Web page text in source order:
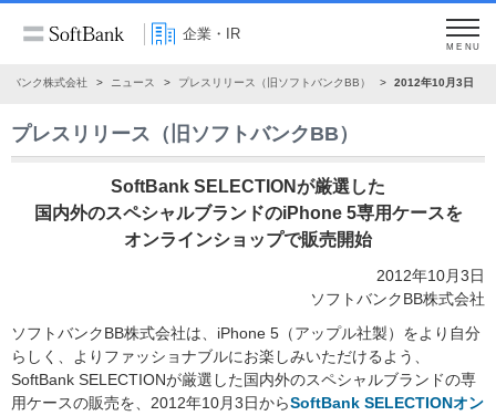
企業・IR
MENU
バンク株式会社 ニュース プレスリリース（旧ソフトバンクBB） 2012年10月3日
プレスリリース（旧ソフトバンクBB）
SoftBank SELECTIONが厳選した
国内外のスペシャルブランドのiPhone 5専用ケースを
オンラインショップで販売開始
2012年10月3日
ソフトバンクBB株式会社
ソフトバンクBB株式会社は、iPhone 5（アップル社製）をより自分
らしく、よりファッショナブルにお楽しみいただけるよう、
SoftBank SELECTIONが厳選した国内外のスペシャルブランドの専
用ケースの販売を、2012年10月3日からSoftBank SELECTIONオン